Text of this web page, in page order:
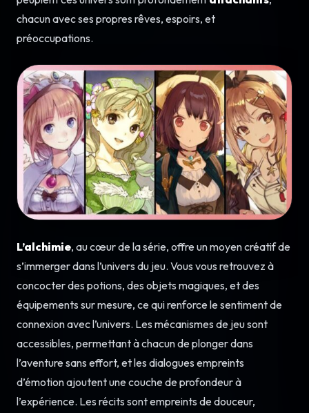
chacun avec ses propres rêves, espoirs, et
préoccupations.
L’alchimie, au cœur de la série, offre un moyen créatif de
s’immerger dans l’univers du jeu. Vous vous retrouvez à
concocter des potions, des objets magiques, et des
équipements sur mesure, ce qui renforce le sentiment de
connexion avec l’univers. Les mécanismes de jeu sont
accessibles, permettant à chacun de plonger dans
l’aventure sans effort, et les dialogues empreints
d’émotion ajoutent une couche de profondeur à
l’expérience. Les récits sont empreints de douceur,